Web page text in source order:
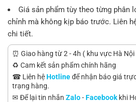
Giá sản phẩm tùy theo từng phân
chỉnh mà không kịp báo trước. Liên
chi tiết.
⏰ Giao hàng từ 2 - 4h ( khu vực Hà Nội
♻️ Cam kết sản phẩm chính hãng
☎ Liên hệHotlineđể nhận báo giá
trạng hàng.
✉ Để lại tin nhắn Zalo-Facebookkhi